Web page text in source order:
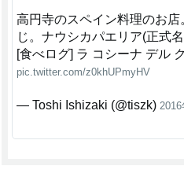
高円寺のスペイン料理のお
じ。ナウシカパエリア(正式
[食べログ] ラ コシーナ デル
pic.twitter.com/z0khUPmyHV
— Toshi Ishizaki (@tiszk) 2016